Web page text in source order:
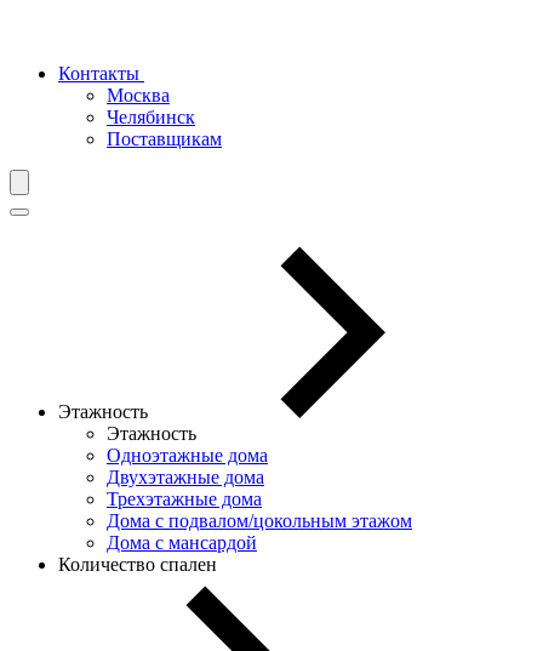
Контакты
Москва
Челябинск
Поставщикам
Этажность
Этажность
Одноэтажные дома
Двухэтажные дома
Трехэтажные дома
Дома с подвалом/цокольным этажом
Дома с мансардой
Количество спален